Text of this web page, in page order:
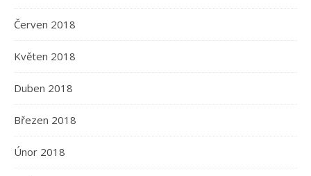
Červen 2018
Květen 2018
Duben 2018
Březen 2018
Únor 2018